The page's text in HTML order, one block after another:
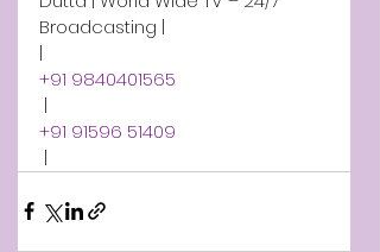
Broadcasting |
|
+91 9840401565
|
+91 91596 51409
|